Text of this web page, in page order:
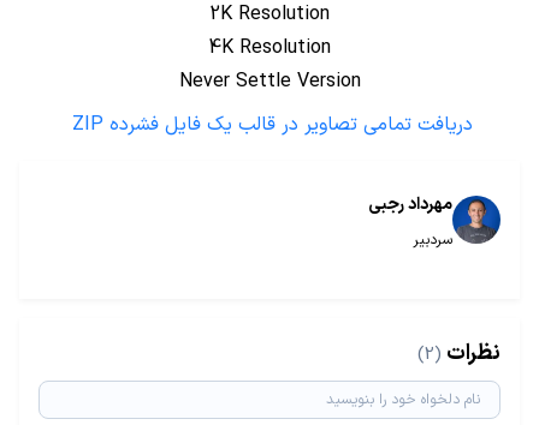
2K Resolution
4K Resolution
Never Settle Version
دریافت تمامی تصاویر در قالب یک فایل فشرده ZIP
مهرداد رجبی
سردبیر
نظرات (2)